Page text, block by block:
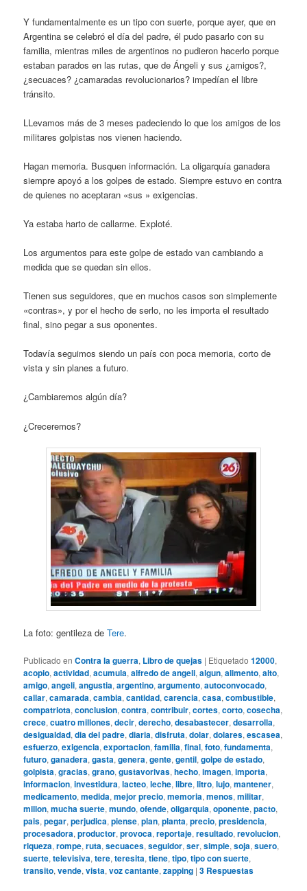
Y fundamentalmente es un tipo con suerte, porque ayer, que en
Argentina se celebró el día del padre, él pudo pasarlo con su
familia, mientras miles de argentinos no pudieron hacerlo porque
estaban parados en las rutas, que de Ángeli y sus ¿amigos?,
¿secuaces? ¿camaradas revolucionarios? impedían el libre
tránsito.
LLevamos más de 3 meses padeciendo lo que los amigos de los
militares golpistas nos vienen haciendo.
Hagan memoria. Busquen información. La oligarquía ganadera
siempre apoyó a los golpes de estado. Siempre estuvo en contra
de quienes no aceptaran «sus » exigencias.
Ya estaba harto de callarme. Exploté.
Los argumentos para este golpe de estado van cambiando a
medida que se quedan sin ellos.
Tienen sus seguidores, que en muchos casos son simplemente
«contras», y por el hecho de serlo, no les importa el resultado
final, sino pegar a sus oponentes.
Todavía seguimos siendo un país con poca memoria, corto de
vista y sin planes a futuro.
¿Cambiaremos algún día?
¿Creceremos?
La foto: gentileza deTere.
Publicado en Contra la guerra, Libro de quejas | Etiquetado 12000,
acopio,actividad,acumula,alfredo de angeli,algun,alimento,alto,
amigo,angeli,angustia,argentino,argumento,autoconvocado,
callar,camarada,cambia,cantidad,carencia,casa,combustible,
compatriota,conclusion,contra,contribuir,cortes,corto,cosecha,
crece,cuatro millones,decir,derecho,desabastecer,desarrolla,
desigualdad,dia del padre,diaria,disfruta,dolar,dolares,escasea,
esfuerzo,exigencia,exportacion,familia,final,foto,fundamenta,
futuro,ganadera,gasta,genera,gente,gentil,golpe de estado,
golpista,gracias,grano,gustavorivas,hecho,imagen,importa,
informacion,investidura,lacteo,leche,libre,litro,lujo,mantener,
medicamento,medida,mejor precio,memoria,menos,militar,
millon,mucha suerte,mundo,ofende,oligarquia,oponente,pacto,
pais,pegar,perjudica,piense,plan,planta,precio,presidencia,
procesadora,productor,provoca,reportaje,resultado,revolucion,
riqueza,rompe,ruta,secuaces,seguidor,ser,simple,soja,suero,
suerte,televisiva,tere,teresita,tiene,tipo,tipo con suerte,
transito,vende,vista,voz cantante,zapping |3 Respuestas